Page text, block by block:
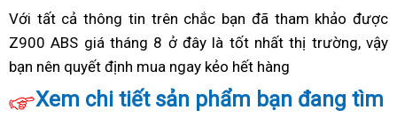
8ABS
Z900
ABS
trong
8
xe
tháng
ABS
Với tất cả thông tin trên giá
xe
Z900
ABS
không
xe
đẹp
hàng
xấu
chắc bạn đã tham khảo được
Z900 ABS giá tháng 8 ở đây là tốt nhất thị trường,xe
lướt
vậy
bạn nên chốt
chặt
quyết định mua ngay kẻo hết hàng
chuyển
Xem chi tiết sản phẩm bạn đang tìm